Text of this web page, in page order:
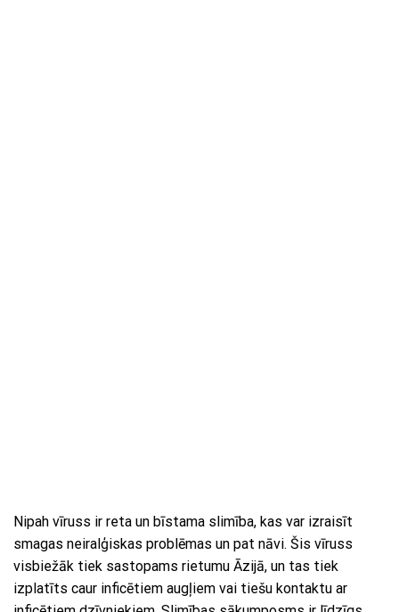
Nipah vīruss ir reta un bīstama slimība, kas var izraisīt
smagas neiralģiskas problēmas un pat nāvi. Šis vīruss
visbiežāk tiek sastopams rietumu Āzijā, un tas tiek
izplatīts caur inficētiem augļiem vai tiešu kontaktu ar